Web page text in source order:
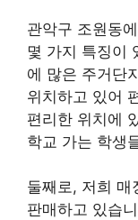
관악구 조원동
몇 가지 특징이
에 많은 주거단
위치하고 있어
편리한 위치에
학교 가는 학생
둘째로, 저희 매
판매하고 있습